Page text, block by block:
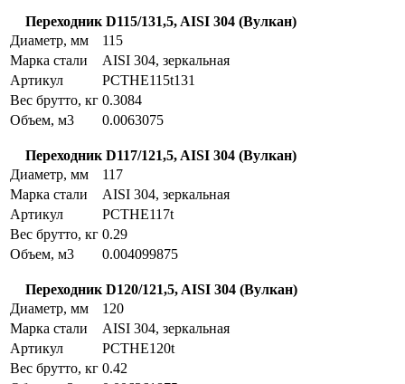
Переходник D115/131,5, AISI 304 (Вулкан)
Диаметр, мм
115
Марка стали
AISI 304, зеркальная
Артикул
PCTHE115t131
Вес брутто, кг 0.3084
Объем, м3
0.0063075
Переходник D117/121,5, AISI 304 (Вулкан)
Диаметр, мм
117
Марка стали
AISI 304, зеркальная
Артикул
PCTHE117t
Вес брутто, кг 0.29
Объем, м3
0.004099875
Переходник D120/121,5, AISI 304 (Вулкан)
Диаметр, мм
120
Марка стали
AISI 304, зеркальная
Артикул
PCTHE120t
Вес брутто, кг 0.42